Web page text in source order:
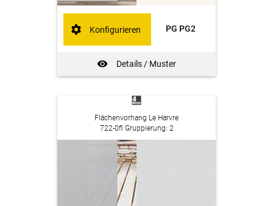
PG PG2
Details / Muster
Konfigurieren
Flächenvorhang Le Harvre
722-0fl Gruppierung: 2